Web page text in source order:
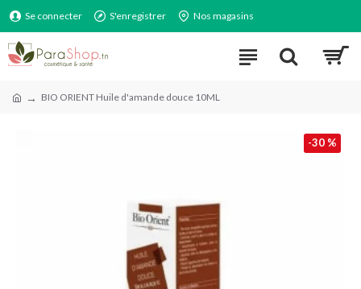
Se connecter S'enregistrer Nos magasins
BIO ORIENT Huile d'amande douce 10ML
-30 %